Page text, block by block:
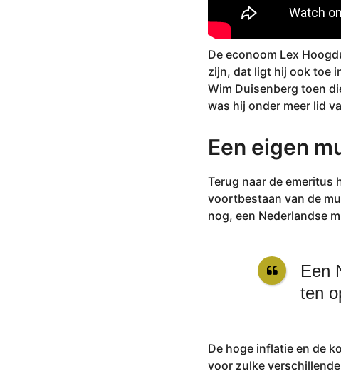
De econoom Lex
zijn, dat ligt hij ook toe
Wim Duisenberg toen
was hij onder meer lid
Een eigen
Terug naar de emeritus
voortbestaan van de
nog, een Nederlandse
Een
ten
De hoge inflatie en de
voor zulke